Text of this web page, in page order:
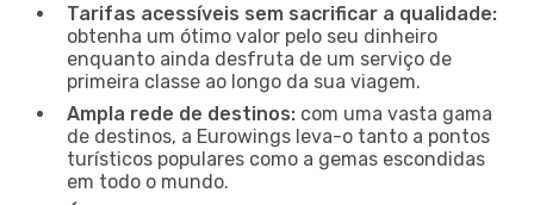
Tarifas acessíveis sem sacrificar a qualidade:
obtenha um ótimo valor pelo seu dinheiro
enquanto ainda desfruta de um serviço de
primeira classe ao longo da sua viagem.
Ampla rede de destinos: com uma vasta gama
de destinos, a Eurowings leva-o tanto a pontos
turísticos populares como a gemas escondidas
em todo o mundo.